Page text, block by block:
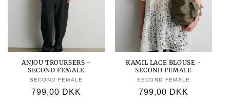
n
ANJOU TROURSERS -
SECOND FEMALE
Forhandler:
SECOND FEMALE
Normalpris
799,00 DKK
KAMIL LACE BLOUSE -
SECOND FEMALE
Forhandler:
SECOND FEMALE
Normalpris
799,00 DKK